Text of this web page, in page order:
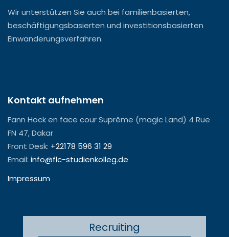
Wir unterstützen Sie auch bei familienbasierten,
beschäftigungsbasierten und investitionsbasierten
Einwanderungsverfahren.
Kontakt aufnehmen
Fann Hock en face cour Suprême (magic Land) 4 Rue
FN 47, Dakar
Front Desk: +22178 596 31 29
Email: info@flc-studienkolleg.de
Impressum
Recruiting